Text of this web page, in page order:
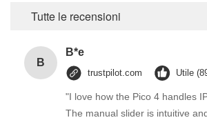
Tutte le recensioni
B
B*e
trustpilot.com Utile
"I love how the Pico 4 handles
The manual slider is intuitive